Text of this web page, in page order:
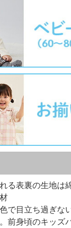
れる表裏の生地
色で目立ち過ぎ
前身頃のキッズ